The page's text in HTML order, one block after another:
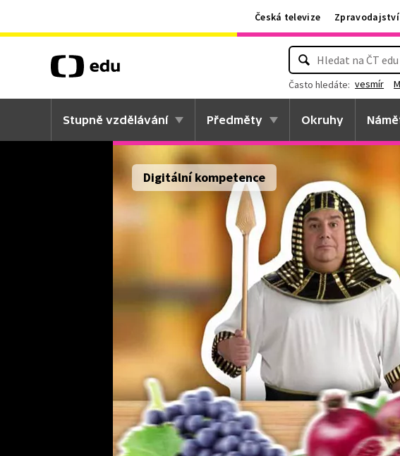
Česká televize Zpravodajství
Často hledáte: vesmír
Stupně vzdělávání Předměty Okruhy
Digitální kompetence